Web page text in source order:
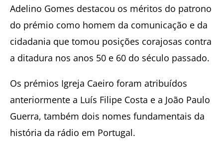
Adelino Gomes destacou os méritos do patrono
do prémio como homem da comunicação e da
cidadania que tomou posições corajosas contra
a ditadura nos anos 50 e 60 do século passado.
Os prémios Igreja Caeiro foram atribuídos
anteriormente a Luís Filipe Costa e a João Paulo
Guerra, também dois nomes fundamentais da
história da rádio em Portugal.